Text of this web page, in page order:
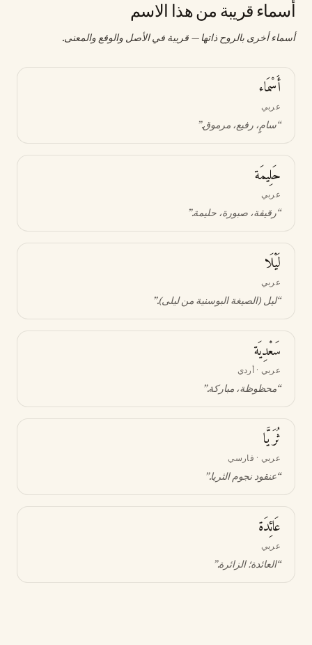
أسماء قريبة من هذا الاسم
أسماء أخرى بالروح ذاتها — قريبة في الأصل والوقع والمعنى.
أَسْمَاء
عربي
“سامٍ، رفيع، مرموق.”
حَلِيمَة
عربي
“رقيقة، صبورة، حليمة.”
لَيْلَا
عربي
“ليل (الصيغة البوسنية من ليلى).”
سَعْدِيَة
عربي · أردي
“محظوظة، مباركة.”
ثُرَيَّا
عربي · فارسي
“عنقود نجوم الثريا.”
عَائِدَة
عربي
“العائدة؛ الزائرة.”